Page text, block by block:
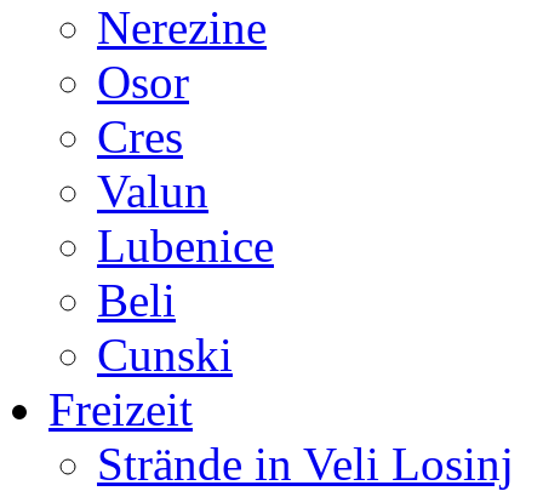
Nerezine
Osor
Cres
Valun
Lubenice
Beli
Cunski
Freizeit
Strände in Veli Losinj